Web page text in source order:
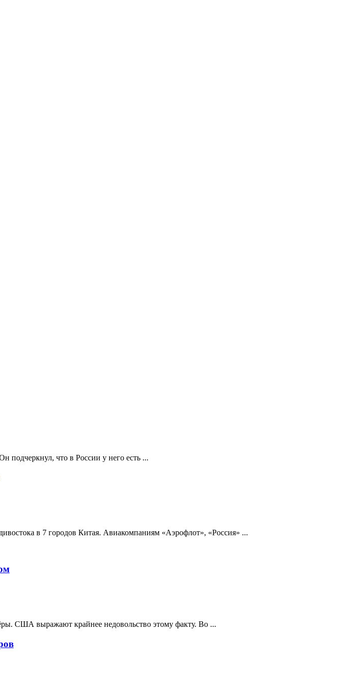
подчеркнул, что в России у него есть ...
в 7 городов Китая. Авиакомпаниям «Аэрофлот», «Россия» ...
США выражают крайнее недовольство этому факту. Во ...